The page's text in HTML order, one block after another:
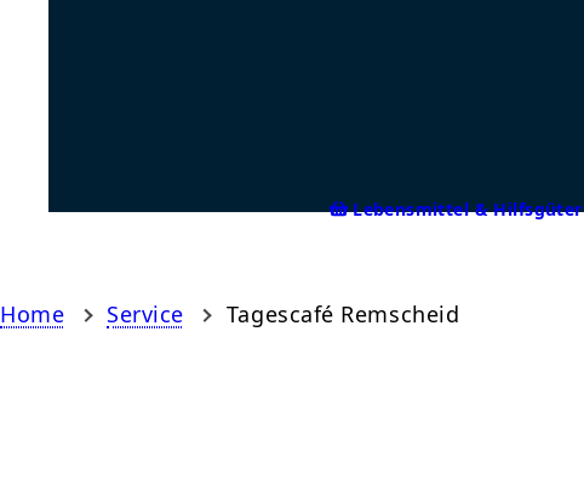
Lebensmittel & Hilfsgüter
Home Service Tagescafé Remscheid